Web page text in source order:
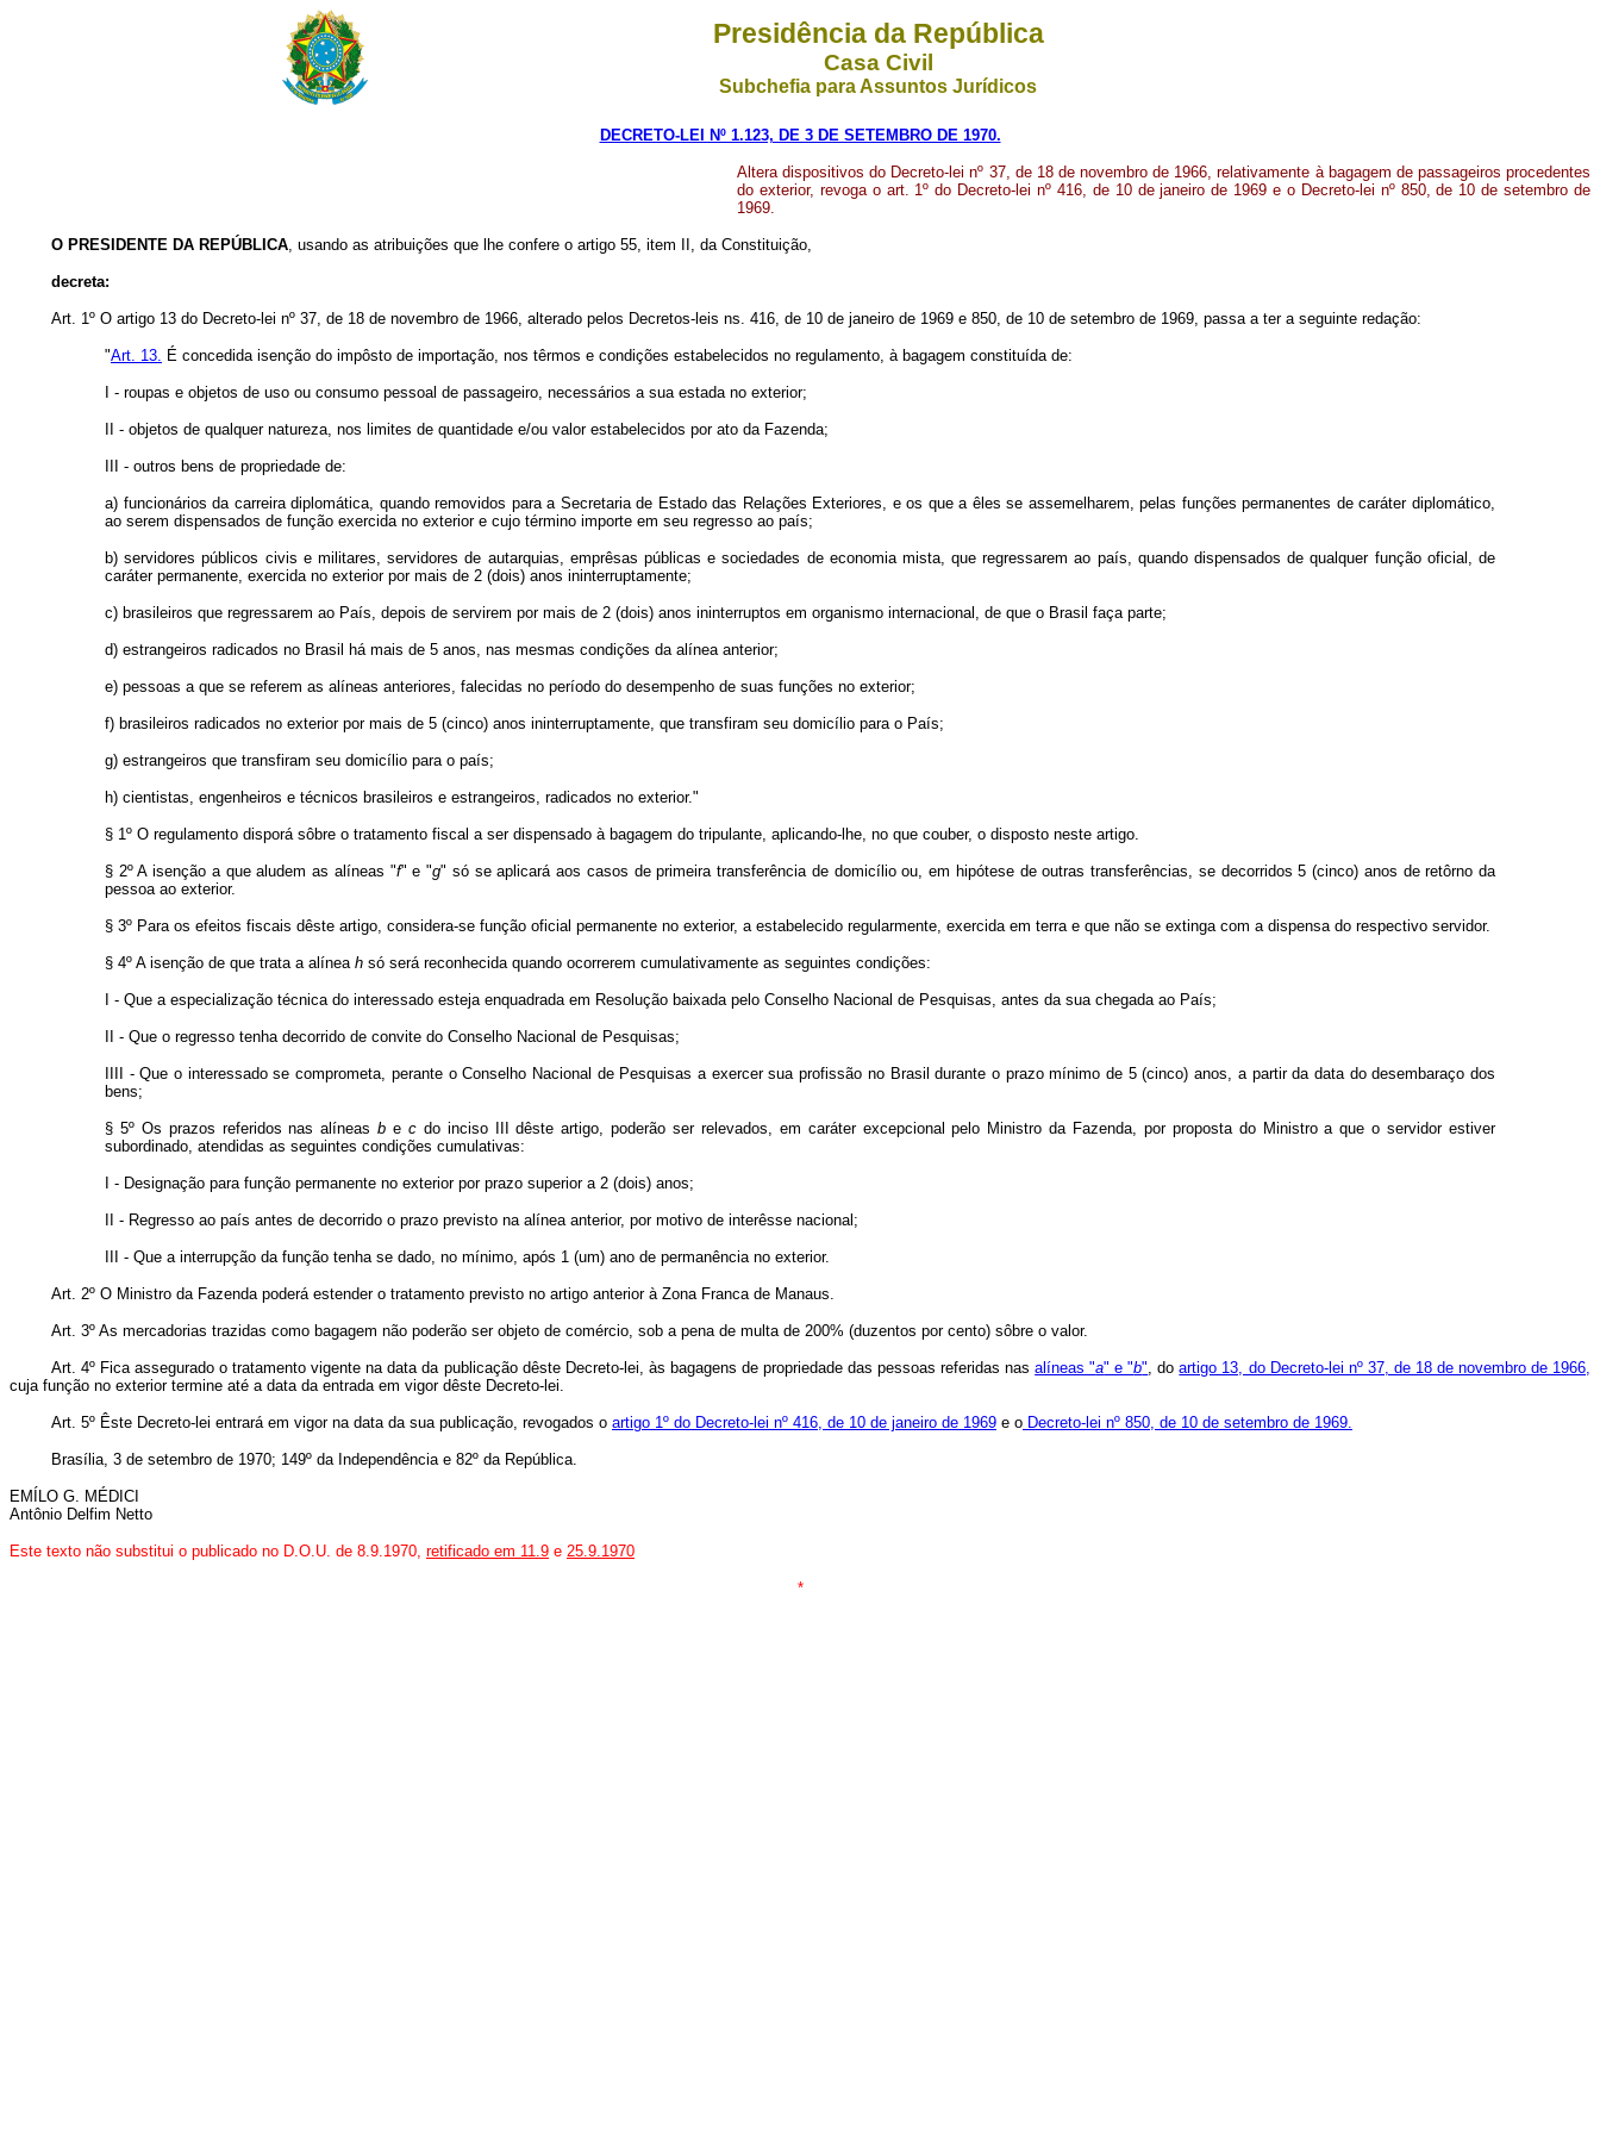
Presidência da República
Casa Civil
Subchefia para Assuntos Jurídicos
DECRETO-LEI Nº 1.123, DE 3 DE SETEMBRO DE 1970.
Altera dispositivos do Decreto-lei nº 37, de 18 de novembro de 1966, relativamente à bagagem de passageiros procedentes
do exterior, revoga o art. 1º do Decreto-lei nº 416, de 10 de janeiro de 1969 e o Decreto-lei nº 850, de 10 de setembro de
1969.
O PRESIDENTE DA REPÚBLICA, usando as atribuições que lhe confere o artigo 55, item II, da Constituição,
decreta:
Art. 1º O artigo 13 do Decreto-lei nº 37, de 18 de novembro de 1966, alterado pelos Decretos-leis ns. 416, de 10 de janeiro de 1969 e 850, de 10 de setembro de 1969, passa a ter a seguinte redação:
"Art. 13. É concedida isenção do impôsto de importação, nos têrmos e condições estabelecidos no regulamento, à bagagem constituída de:
I - roupas e objetos de uso ou consumo pessoal de passageiro, necessários a sua estada no exterior;
II - objetos de qualquer natureza, nos limites de quantidade e/ou valor estabelecidos por ato da Fazenda;
III - outros bens de propriedade de:
a) funcionários da carreira diplomática, quando removidos para a Secretaria de Estado das Relações Exteriores, e os que a êles se assemelharem, pelas funções permanentes de caráter diplomático,
ao serem dispensados de função exercida no exterior e cujo término importe em seu regresso ao país;
b) servidores públicos civis e militares, servidores de autarquias, emprêsas públicas e sociedades de economia mista, que regressarem ao país, quando dispensados de qualquer função oficial, de
caráter permanente, exercida no exterior por mais de 2 (dois) anos ininterruptamente;
c) brasileiros que regressarem ao País, depois de servirem por mais de 2 (dois) anos ininterruptos em organismo internacional, de que o Brasil faça parte;
d) estrangeiros radicados no Brasil há mais de 5 anos, nas mesmas condições da alínea anterior;
e) pessoas a que se referem as alíneas anteriores, falecidas no período do desempenho de suas funções no exterior;
f) brasileiros radicados no exterior por mais de 5 (cinco) anos ininterruptamente, que transfiram seu domicílio para o País;
g) estrangeiros que transfiram seu domicílio para o país;
h) cientistas, engenheiros e técnicos brasileiros e estrangeiros, radicados no exterior."
§ 1º O regulamento disporá sôbre o tratamento fiscal a ser dispensado à bagagem do tripulante, aplicando-lhe, no que couber, o disposto neste artigo.
§ 2º A isenção a que aludem as alíneas "f" e "g" só se aplicará aos casos de primeira transferência de domicílio ou, em hipótese de outras transferências, se decorridos 5 (cinco) anos de retôrno da
pessoa ao exterior.
§ 3º Para os efeitos fiscais dêste artigo, considera-se função oficial permanente no exterior, a estabelecido regularmente, exercida em terra e que não se extinga com a dispensa do respectivo servidor.
§ 4º A isenção de que trata a alínea h só será reconhecida quando ocorrerem cumulativamente as seguintes condições:
I - Que a especialização técnica do interessado esteja enquadrada em Resolução baixada pelo Conselho Nacional de Pesquisas, antes da sua chegada ao País;
II - Que o regresso tenha decorrido de convite do Conselho Nacional de Pesquisas;
IIII - Que o interessado se comprometa, perante o Conselho Nacional de Pesquisas a exercer sua profissão no Brasil durante o prazo mínimo de 5 (cinco) anos, a partir da data do desembaraço dos
bens;
§ 5º Os prazos referidos nas alíneasb e cdo inciso III dêste artigo, poderão ser relevados, em caráter excepcional pelo Ministro da Fazenda, por proposta do Ministro a que o servidor estiver
subordinado, atendidas as seguintes condições cumulativas:
I - Designação para função permanente no exterior por prazo superior a 2 (dois) anos;
II - Regresso ao país antes de decorrido o prazo previsto na alínea anterior, por motivo de interêsse nacional;
III - Que a interrupção da função tenha se dado, no mínimo, após 1 (um) ano de permanência no exterior.
Art. 2º O Ministro da Fazenda poderá estender o tratamento previsto no artigo anterior à Zona Franca de Manaus.
Art. 3º As mercadorias trazidas como bagagem não poderão ser objeto de comércio, sob a pena de multa de 200% (duzentos por cento) sôbre o valor.
Art. 4º Fica assegurado o tratamento vigente na data da publicação dêste Decreto-lei, às bagagens de propriedade das pessoas referidas nasalíneas "a" e "b", doartigo 13, do Decreto-lei nº 37, de 18 de novembro de 1966,
cuja função no exterior termine até a data da entrada em vigor dêste Decreto-lei.
Art. 5º Êste Decreto-lei entrará em vigor na data da sua publicação, revogados o artigo 1º do Decreto-lei nº 416, de 10 de janeiro de 1969 e o Decreto-lei nº 850, de 10 de setembro de 1969.
Brasília, 3 de setembro de 1970; 149º da Independência e 82º da República.
EMÍLO G. MÉDICI
Antônio Delfim Netto
Este texto não substitui o publicado no D.O.U. de 8.9.1970, retificado em 11.9 e 25.9.1970
*